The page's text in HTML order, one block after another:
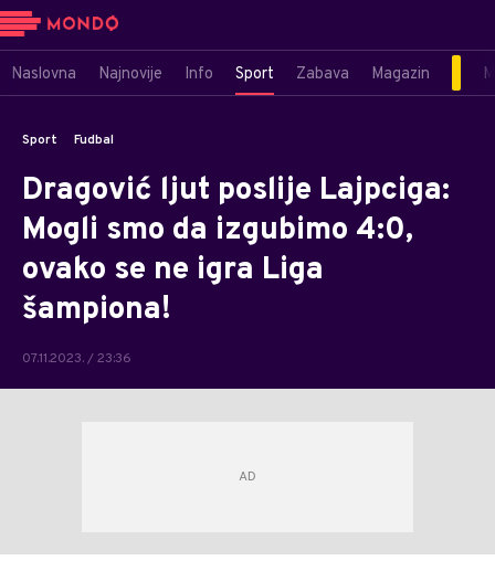
Naslovna Najnovije Info Sport Zabava Magazin
Sport Fudbal
Dragović ljut poslije Lajpciga:
Mogli smo da izgubimo 4:0,
ovako se ne igra Liga
šampiona!
07.11.2023. / 23:36